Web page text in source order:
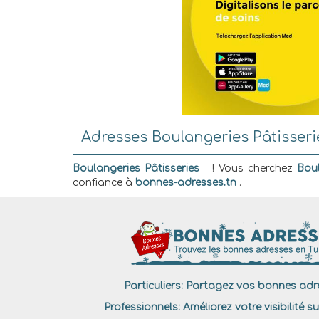
Adresses Boulangeries
Boulangeries Pâtisseries ! Vous cherchez
confiance à bonnes-adresses.tn .
Particuliers:Partagez vos bonnes
Professionnels:Améliorez votre visibilité